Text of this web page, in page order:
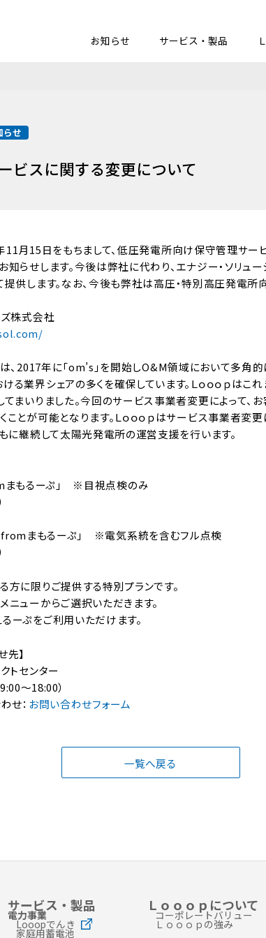
お知らせ
サービス・製品
らせ
ビスに関する変更について
11月15日をもちまして、低圧発電所向け保守管理サー
知らせします。今後は弊社に代わり、エナジー・ソリュ
て提供します。なお、今後も弊社は高圧・特別高圧発電
ズ株式会社
は、2017年に「om’s」を開始しO&M領域において多角
業界シェアの多くを確保しています。Ｌｏｏｏｐはこ
まいりました。今回のサービス事業者変更によって、
ことが可能となります。Ｌｏｏｏｐはサービス事業者変
もに継続して太陽光発電所の運営支援を行います。
まもるーぷ」 ※目視点検のみ
まもるーぷ」 ※電気系統を含むフル点検
に限りご提供する特別プランです。
ューからご選択いただきます。
ーぷをご利用いただけます。
先】
トセンター
～18:00）
せ： お問い合わせフォーム
一覧へ戻る
サービス・製品
電力事業
Looopでんき
家庭用蓄電池
Ｌｏｏｏｐについて
コーポレートバリュー
Ｌｏｏｏｐの強み